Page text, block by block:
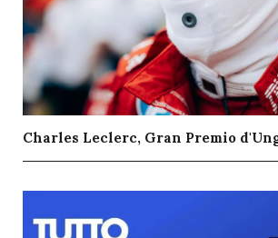
Charles Leclerc, Gran Premio